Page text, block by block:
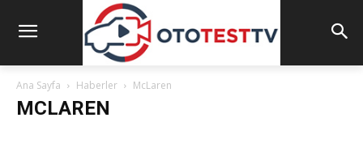
Ana Sayfa Haberler McLaren
MCLAREN